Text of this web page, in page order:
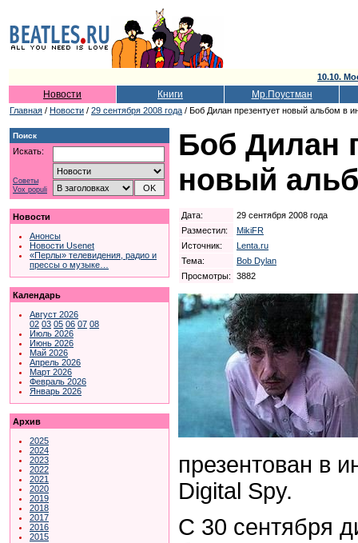
10.10.
Новости Книги Мр.Поустман
Главная / Новости / 29 сентября 2008 года / Боб Дилан презентует новый альбом в
Поиск
Искать:
Советы
Vox populi
Новости
Анонсы
Новости Usenet
«Перлы» телевидения, радио и
прессы о музыке…
Календарь
Август 2026
02 03 05 06 07 08
Июль 2026
Июнь 2026
Май 2026
Апрель 2026
Март 2026
Февраль 2026
Январь 2026
Архив
2025
2024
2023
2022
2021
2020
2019
2018
2017
2016
2015
Боб Дилан
новый
Дата:
29 сентября 2008 года
Разместил:
MikiFR
Источник:
Lenta.ru
Тема:
Bob Dylan
Просмотры:
3882
презентован в
Digital Spy.
С 30 сентября